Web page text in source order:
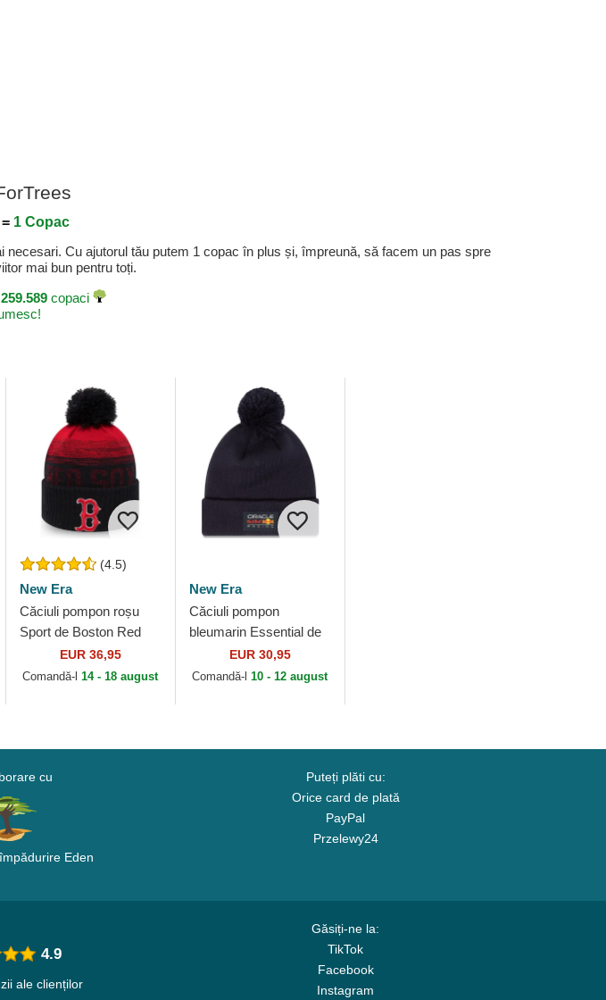
= 1 Copac
Cu ajutorul tău putem 1 copac în plus și, împreună, să facem un pas spre
mai bun pentru toți.
259.589copaci
(4.5)
New Era
Căciuli pompon roșu
Sport de Boston Red
Sox MLB de New Era
EUR 36,95
Comandă-l14 - 18 august
New Era
Căciuli pompon
bleumarin Essential de
Red Bull Racing
Formula 1 de New Era
EUR 30,95
Comandă-l10 - 12 august
cu
Eden
Puteți plăti cu:
Orice card de plată
PayPal
Przelewy24
Găsiți-ne la:
TikTok
Facebook
Instagram
4.9
ale clienților